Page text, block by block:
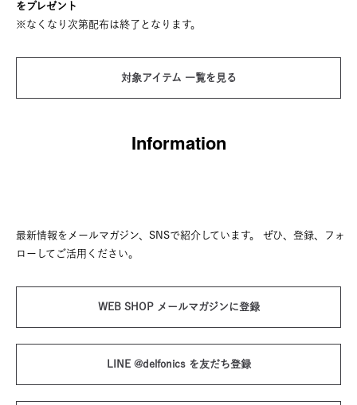
をプレゼント
※なくなり次第配布は終了となります。
対象アイテム 一覧を見る
Information
最新情報をメールマガジン、SNSで紹介しています。
ぜひ、登録、フォ
ローしてご活用ください。
WEB SHOP メールマガジンに登録
LINE @delfonics を友だち登録